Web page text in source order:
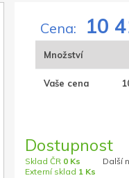
Cena: 10
Množství
Vaše cena
Dostupnost
Sklad ČR 0 Ks
Externí sklad 1 Ks
Další